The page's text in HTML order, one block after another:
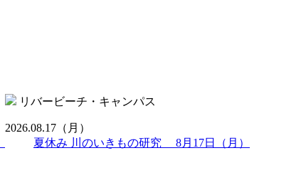
リバービーチ・キャンパス
2026.08.17 （月）
夏休み 川のいきもの研究 8月17日（月）